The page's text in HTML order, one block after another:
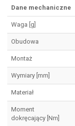
Dane mechaniczne
Waga [g]
Obudowa
Montaż
Wymiary [mm]
Materiał
Moment
dokręcający [Nm]